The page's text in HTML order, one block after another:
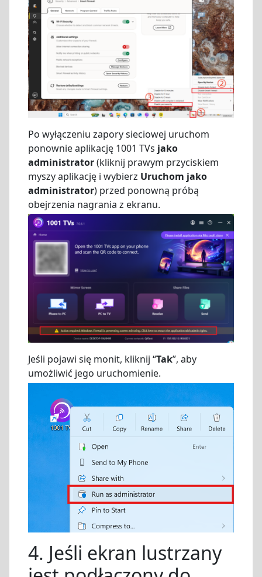
Po wyłączeniu zapory sieciowej uruchom
ponownie aplikację 1001 TVs jako
administrator(kliknij prawym przyciskiem
myszy aplikację i wybierz Uruchom jako
administrator) przed ponowną próbą
obejrzenia nagrania z ekranu.
Jeśli pojawi się monit, kliknij “Tak”, aby
umożliwić jego uruchomienie.
4. Jeśli ekran lustrzany